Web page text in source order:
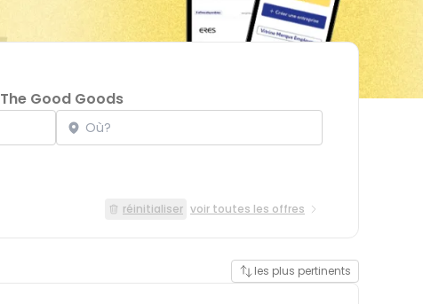
The Good Goods
Localisation
réinitialiser voir toutes les offres
les plus pertinents